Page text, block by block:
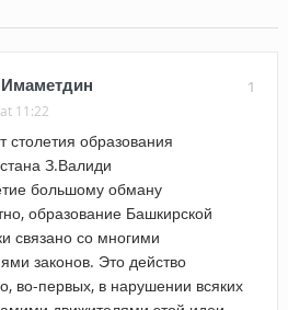
1
11:22
столетия образования
З.Валиди
большому обману
образование Башкирской
связано со многими
законов. Это действо
во-первых, в нарушении всяких